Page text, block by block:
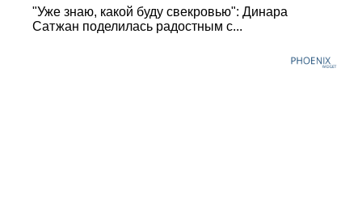
"Уже знаю, какой буду свекровью": Динара
Сатжан поделилась радостным с...